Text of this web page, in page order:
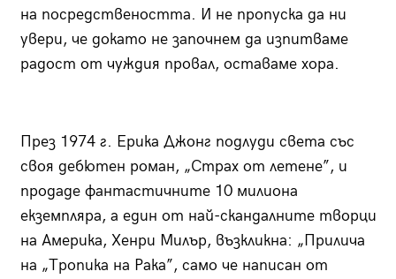
на посредствеността. И не пропуска да ни
увери, че докато не започнем да изпитваме
радост от чуждия провал, оставаме хора.
През 1974 г. Ерика Джонг подлуди света със
своя дебютен роман, „Страх от летене”, и
продаде фантастичните 10 милиона
екземпляра, а един от най-скандалните творци
на Америка, Хенри Милър, възкликна: „Прилича
на „Тропика на Рака”, само че написан от